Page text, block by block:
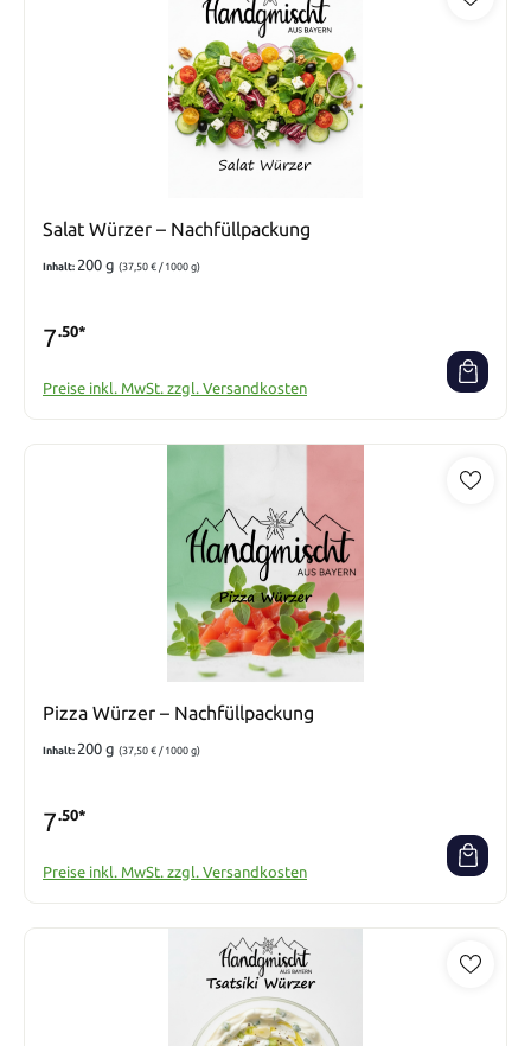
Salat Würzer – Nachfüllpackung
Inhalt: 200 g (37,50 € / 1000 g)
7.50*
Preise inkl. MwSt. zzgl. Versandkosten
Pizza Würzer – Nachfüllpackung
Inhalt: 200 g (37,50 € / 1000 g)
7.50*
Preise inkl. MwSt. zzgl. Versandkosten